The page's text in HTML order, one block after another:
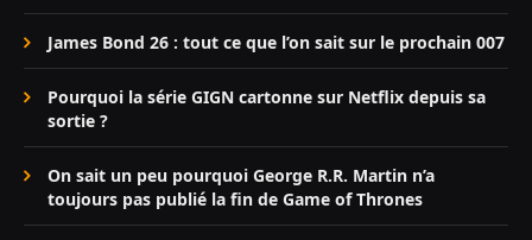
James Bond 26 : tout ce que l’on sait sur le prochain 007
Pourquoi la série GIGN cartonne sur Netflix depuis sa
sortie ?
On sait un peu pourquoi George R.R. Martin n’a
toujours pas publié la fin de Game of Thrones